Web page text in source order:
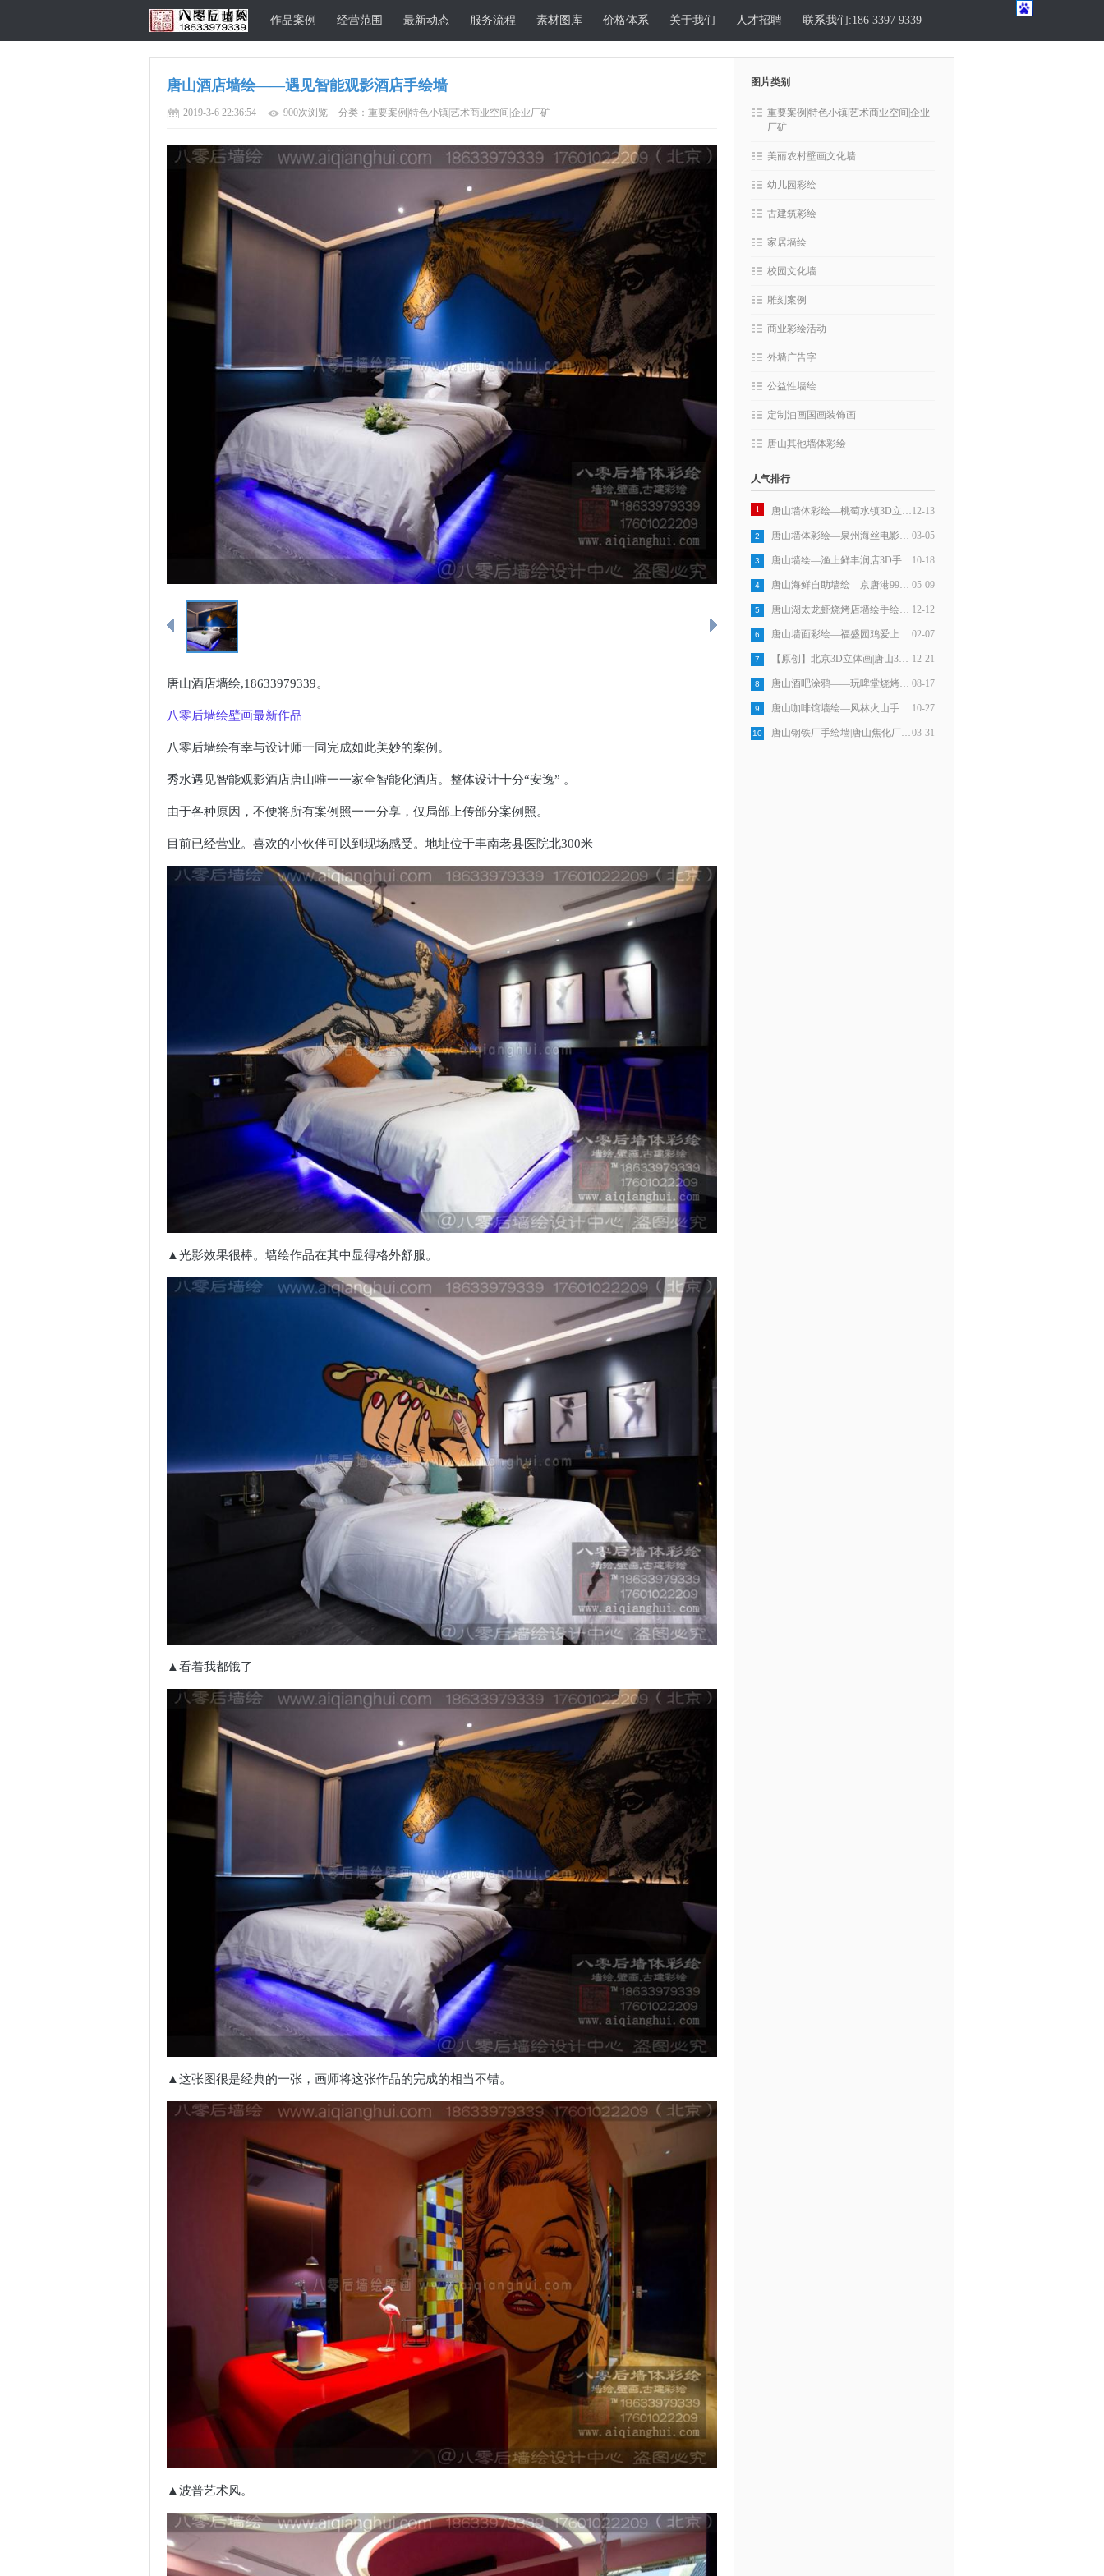
唐山八零后墙
绘公司官方网
作品案例 经营范围 最新动态 服务流程 素材图库 价格体系 关于我们 人才招聘 联系我们:186 3397 9339
唐山酒店墙绘——遇见智能观影酒店手绘墙
2019-3-6 22:36:54 900次浏览 分类：重要案例|特色小镇|艺术商业空间|企业厂矿
唐山酒店墙绘,18633979339。
八零后墙绘壁画最新作品
八零后墙绘有幸与设计师一同完成如此美妙的案例。
秀水遇见智能观影酒店唐山唯一一家全智能化酒店。整体设计十分“安逸” 。
由于各种原因，不便将所有案例照一一分享，仅局部上传部分案例照。
目前已经营业。喜欢的小伙伴可以到现场感受。 地址位于丰南老县医院北300米
▲光影效果很棒。墙绘作品在其中显得格外舒服。
▲看着我都饿了
▲这张图很是经典的一张，画师将这张作品的完成的相当不错。
▲波普艺术风。
图片类别
重要案例|特色小镇|艺术商业空间|企业
厂矿
美丽农村壁画文化墙
幼儿园彩绘
古建筑彩绘
家居墙绘
校园文化墙
雕刻案例
商业彩绘活动
外墙广告字
公益性墙绘
定制油画国画装饰画
唐山其他墙体彩绘
人气排行
12-13
1 唐山墙体彩绘—桃萄水镇3D立体画
03-05
2 唐山墙体彩绘—泉州海丝电影小镇3D立体画
10-18
3 唐山墙绘—渔上鲜丰润店3D手绘墙
05-09
4 唐山海鲜自助墙绘—京唐港9918海鲜火锅手绘墙
12-12
5 唐山湖太龙虾烧烤店墙绘手绘墙画
02-07
6 唐山墙面彩绘—福盛园鸡爱上鱼手绘墙
12-21
7 【原创】北京3D立体画|唐山3D立体画——北京世界之花假日广场3D立体画手绘墙
08-17
8 唐山酒吧涂鸦——玩啤堂烧烤墙绘
10-27
9 唐山咖啡馆墙绘—风林火山手绘墙
03-31
10 唐山钢铁厂手绘墙|唐山焦化厂墙绘|唐山炼钢厂壁画